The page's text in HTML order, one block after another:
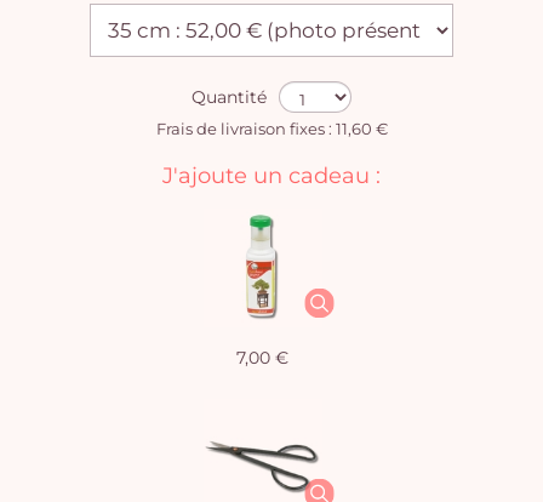
Quantité
Frais de livraison fixes : 11,60 €
J'ajoute un cadeau :
7,00 €